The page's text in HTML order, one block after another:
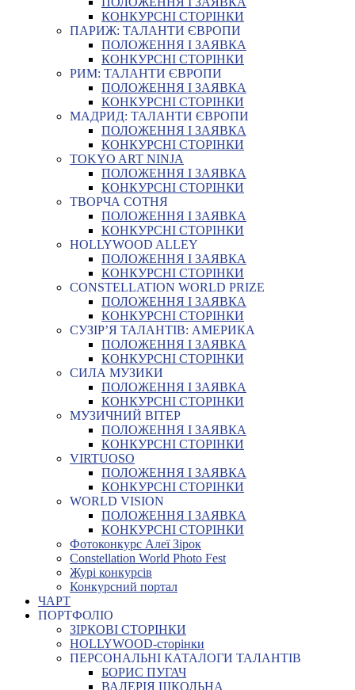
КОНКУРСНІ СТОРІНКИ
ПАРИЖ: ТАЛАНТИ ЄВРОПИ
ПОЛОЖЕННЯ І ЗАЯВКА
КОНКУРСНІ СТОРІНКИ
РИМ: ТАЛАНТИ ЄВРОПИ
ПОЛОЖЕННЯ І ЗАЯВКА
КОНКУРСНІ СТОРІНКИ
МАДРИД: ТАЛАНТИ ЄВРОПИ
ПОЛОЖЕННЯ І ЗАЯВКА
КОНКУРСНІ СТОРІНКИ
TOKYO ART NINJA
ПОЛОЖЕННЯ І ЗАЯВКА
КОНКУРСНІ СТОРІНКИ
ТВОРЧА СОТНЯ
ПОЛОЖЕННЯ І ЗАЯВКА
КОНКУРСНІ СТОРІНКИ
HOLLYWOOD ALLEY
ПОЛОЖЕННЯ І ЗАЯВКА
КОНКУРСНІ СТОРІНКИ
CONSTELLATION WORLD PRIZE
ПОЛОЖЕННЯ І ЗАЯВКА
КОНКУРСНІ СТОРІНКИ
СУЗІР’Я ТАЛАНТІВ: АМЕРИКА
ПОЛОЖЕННЯ І ЗАЯВКА
КОНКУРСНІ СТОРІНКИ
СИЛА МУЗИКИ
ПОЛОЖЕННЯ І ЗАЯВКА
КОНКУРСНІ СТОРІНКИ
МУЗИЧНИЙ ВІТЕР
ПОЛОЖЕННЯ І ЗАЯВКА
КОНКУРСНІ СТОРІНКИ
VIRTUOSO
ПОЛОЖЕННЯ І ЗАЯВКА
КОНКУРСНІ СТОРІНКИ
WORLD VISION
ПОЛОЖЕННЯ І ЗАЯВКА
КОНКУРСНІ СТОРІНКИ
Фотоконкурс Алеї Зірок
Constellation World Photo Fest
Журі конкурсів
Конкурсний портал
ЧАРТ
ПОРТФОЛІО
ЗІРКОВІ СТОРІНКИ
HOLLYWOOD-сторінки
ПЕРСОНАЛЬНІ КАТАЛОГИ ТАЛАНТІВ
БОРИС ПУГАЧ
ВАЛЕРІЯ ШКОЛЬНА